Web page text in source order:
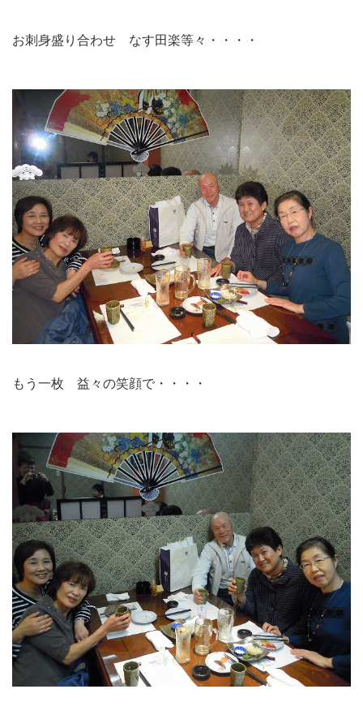
お刺身盛り合わせ なす田楽等々・・・・
もう一枚 益々の笑顔で・・・・